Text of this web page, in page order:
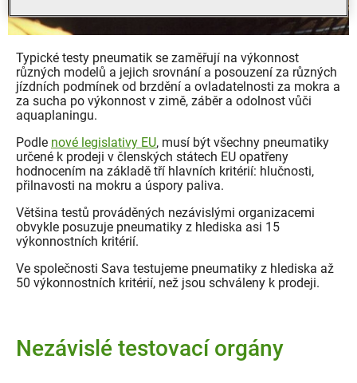
Typické testy pneumatik se zaměřují na výkonnost
různých modelů a jejich srovnání a posouzení za různých
jízdních podmínek od brzdění a ovladatelnosti za mokra a
za sucha po výkonnost v zimě, záběr a odolnost vůči
aquaplaningu.
Podle nové legislativy EU, musí být všechny pneumatiky
určené k prodeji v členských státech EU opatřeny
hodnocením na základě tří hlavních kritérií: hlučnosti,
přilnavosti na mokru a úspory paliva.
Většina testů prováděných nezávislými organizacemi
obvykle posuzuje pneumatiky z hlediska asi 15
výkonnostních kritérií.
Ve společnosti Sava testujeme pneumatiky z hlediska až
50 výkonnostních kritérií, než jsou schváleny k prodeji.
Nezávislé testovací orgány